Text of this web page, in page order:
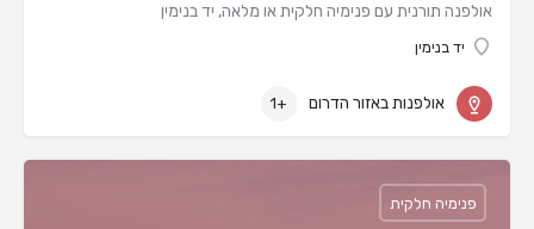
אולפנה תורנית עם פנימיה חלקית או מלאה, יד בנימין
יד בנימין
אולפנות באזור הדרום +1
פנימיה חלקית